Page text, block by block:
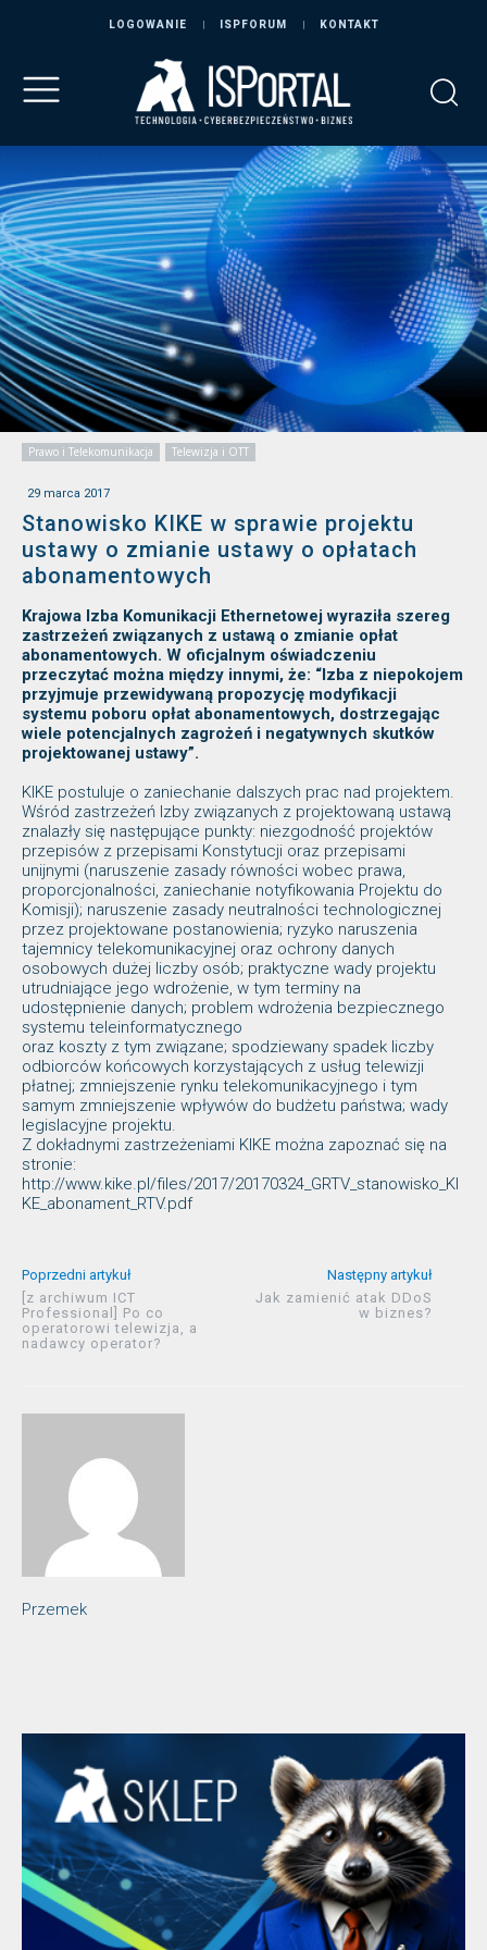
LOGOWANIE ISPFORUM KONTAKT
Prawo i Telekomunikacja Telewizja i OTT
29 marca 2017
Stanowisko KIKE w sprawie projektu
ustawy o zmianie ustawy o opłatach
abonamentowych
Krajowa Izba Komunikacji Ethernetowej wyraziła szereg
zastrzeżeń związanych z ustawą o zmianie opłat
abonamentowych. W oficjalnym oświadczeniu
przeczytać można między innymi, że: “Izba z niepokojem
przyjmuje przewidywaną propozycję modyfikacji
systemu poboru opłat abonamentowych, dostrzegając
wiele potencjalnych zagrożeń i negatywnych skutków
projektowanej ustawy”.
KIKE postuluje o zaniechanie dalszych prac nad projektem.
Wśród zastrzeżeń Izby związanych z projektowaną ustawą
znalazły się następujące punkty: niezgodność projektów
przepisów z przepisami Konstytucji oraz przepisami
unijnymi (naruszenie zasady równości wobec prawa,
proporcjonalności, zaniechanie notyfikowania Projektu do
Komisji); naruszenie zasady neutralności technologicznej
przez projektowane postanowienia; ryzyko naruszenia
tajemnicy telekomunikacyjnej oraz ochrony danych
osobowych dużej liczby osób; praktyczne wady projektu
utrudniające jego wdrożenie, w tym terminy na
udostępnienie danych; problem wdrożenia bezpiecznego
systemu teleinformatycznego
oraz koszty z tym związane; spodziewany spadek liczby
odbiorców końcowych korzystających z usług telewizji
płatnej; zmniejszenie rynku telekomunikacyjnego i tym
samym zmniejszenie wpływów do budżetu państwa; wady
legislacyjne projektu.
Z dokładnymi zastrzeżeniami KIKE można zapoznać się na
stronie:
http://www.kike.pl/files/2017/20170324_GRTV_stanowisko_KI
KE_abonament_RTV.pdf
Poprzedni artykuł
[z archiwum ICT
Professional] Po co
operatorowi telewizja, a
nadawcy operator?
Następny artykuł
Jak zamienić atak DDoS
w biznes?
Przemek